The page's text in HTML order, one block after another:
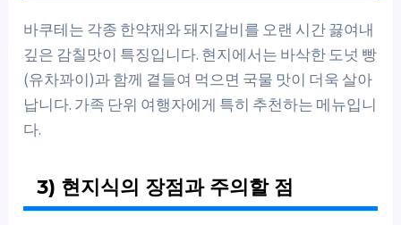
바쿠테는 각종 한약재와 돼지갈비를 오랜 시간 끓여내
깊은 감칠맛이 특징입니다. 현지에서는 바삭한 도넛 빵
(유차꽈이)과 함께 곁들여 먹으면 국물 맛이 더욱 살아
납니다. 가족 단위 여행자에게 특히 추천하는 메뉴입니
다.
3) 현지식의 장점과 주의할 점